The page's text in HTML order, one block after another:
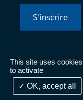
This site uses
to activate
OK, accept all
S'inscrire
© Conseil d'État 2026 -
personnelles-
partiellement